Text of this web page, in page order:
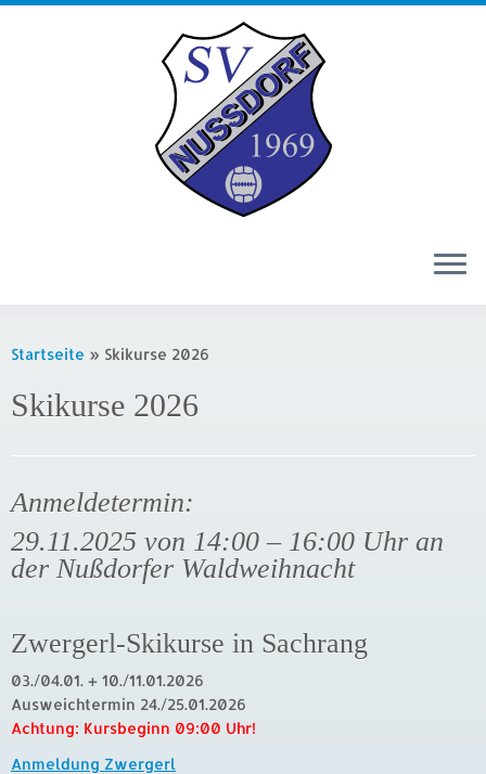
Inhalt
Startseite » Skikurse 2026
Skikurse 2026
Anmeldetermin:
29.11.2025 von 14:00 – 16:00 Uhr an
der Nußdorfer Waldweihnacht
Zwergerl-Skikurse in Sachrang
03./04.01. + 10./11.01.2026
Ausweichtermin 24./25.01.2026
Achtung: Kursbeginn 09:00 Uhr!
Anmeldung Zwergerl